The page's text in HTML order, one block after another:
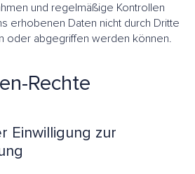
und regelmäßige Kontrollen
erhobenen Daten nicht durch Dritte
oder abgegriffen werden können.
Rechte
Einwilligung zur